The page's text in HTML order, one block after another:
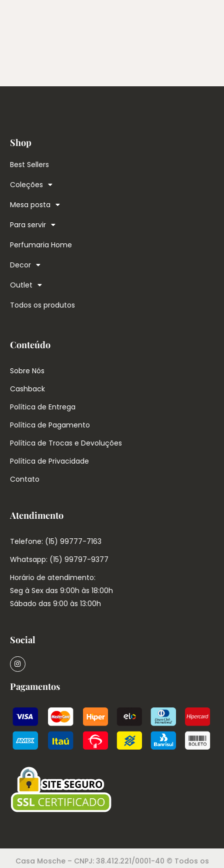
Shop
Best Sellers
Coleções
Mesa posta
Para servir
Perfumaria Home
Decor
Outlet
Todos os produtos
Conteúdo
Sobre Nós
Cashback
Política de Entrega
Política de Pagamento
Política de Trocas e Devoluções
Política de Privacidade
Contato
Atendimento
Telefone: (15) 99777-7163
Whatsapp: (15) 99797-9377
Horário de atendimento:
Seg à Sex das 9:00h às 18:00h
Sábado das 9:00 às 13:00h
Social
Pagamentos
Casa Mosche – CNPJ: 38.412.221/0001-40 © Todos os